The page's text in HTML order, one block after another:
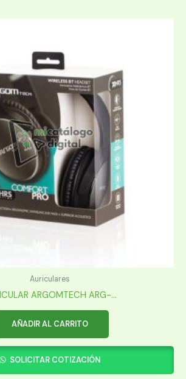
Auriculares
ARGOMTECH ARG-...
AÑADIR AL CARRITO
SOLICITAR COTIZACIÓN